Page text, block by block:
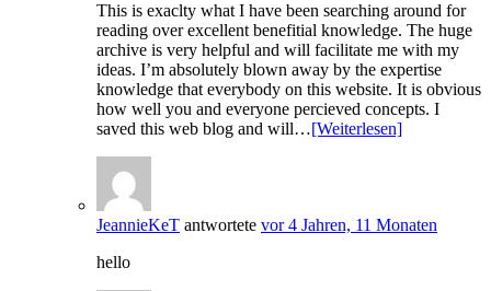
This is exaclty what I have been searching around for
reading over excellent benefitial knowledge. The huge
archive is very helpful and will facilitate me with my
ideas. I’m absolutely blown away by the expertise
knowledge that everybody on this website. It is obvious
how well you and everyone percieved concepts. I
saved this web blog and will…[Weiterlesen]
JeannieKeT antwortete vor 4 Jahren, 11 Monaten
hello